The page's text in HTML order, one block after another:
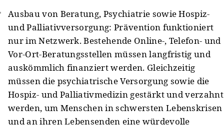
Ausbau von Beratung, Psychiatrie sowie Hospiz-
und Palliativversorgung: Prävention funktioniert
nur im Netzwerk. Bestehende Online-, Telefon- und
Vor-Ort-Beratungsstellen müssen langfristig und
auskömmlich finanziert werden. Gleichzeitig
müssen die psychiatrische Versorgung sowie die
Hospiz- und Palliativmedizin gestärkt und verzahnt
werden, um Menschen in schwersten Lebenskrisen
und an ihren Lebensenden eine würdevolle